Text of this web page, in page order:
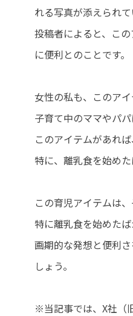
れる写真が添えられて
投稿者によると、こ
に便利とのことです。
女性の私も、このア
子育て中のママやパ
このアイテムがあれ
特に、離乳食を始め
この育児アイテムは
特に離乳食を始めた
画期的な発想と便利
しょう。
※当記事では、X社（